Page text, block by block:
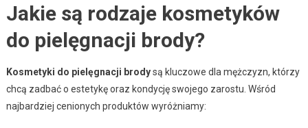
Jakie są rodzaje kosmetyków
do pielęgnacji brody?
Kosmetyki do pielęgnacji brodysą kluczowe dla mężczyzn, którzy
chcą zadbać o estetykę oraz kondycję swojego zarostu. Wśród
najbardziej cenionych produktów wyróżniamy: